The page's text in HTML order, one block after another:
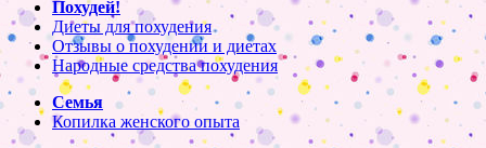
Похудей!
Диеты для похудения
Отзывы о похудении и диетах
Народные средства похудения
Семья
Копилка женского опыта